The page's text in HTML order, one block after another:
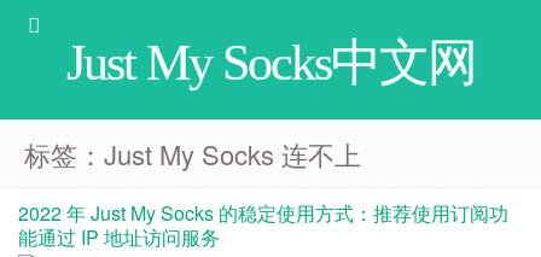
Just My Socks中文网
标签：Just My Socks 连不上
2022 年 Just My Socks 的稳定使用方式：推荐使用订阅功
能通过 IP 地址访问服务